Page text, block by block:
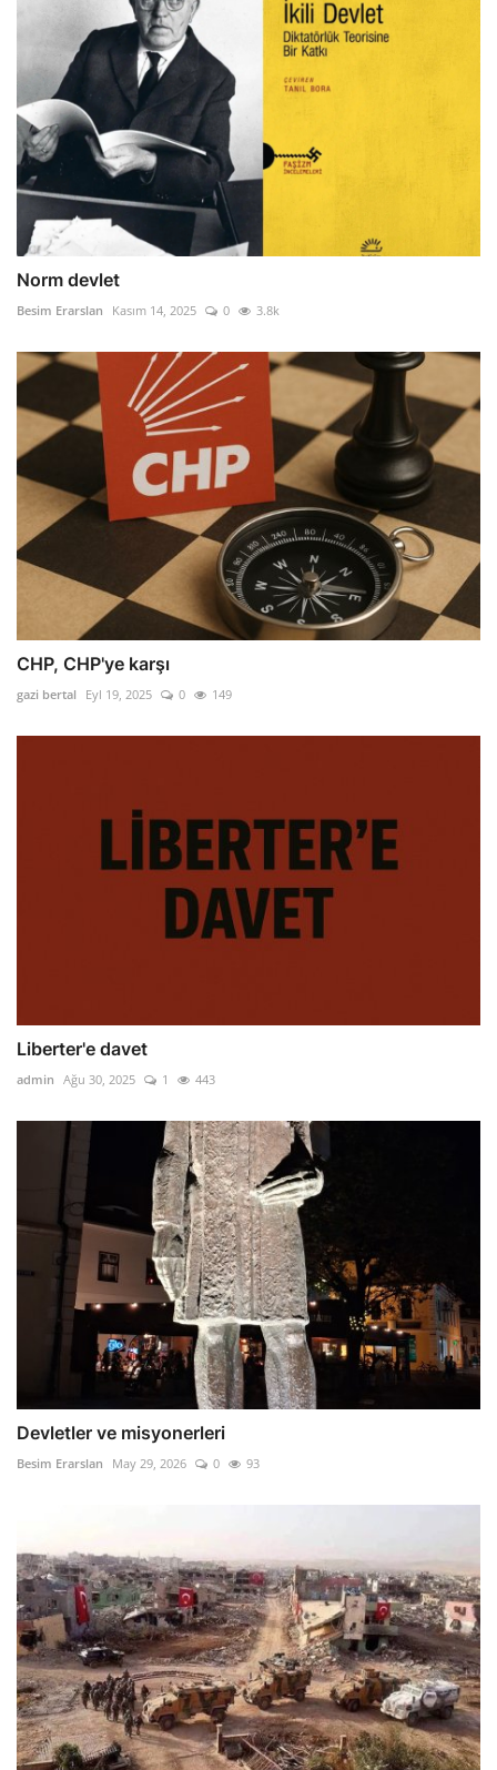
Norm devlet
Besim Erarslan Kasım 14, 2025 0 3.8k
CHP, CHP'ye karşı
gazi bertal Eyl 19, 2025 0 149
Liberter'e davet
admin Ağu 30, 2025 1 443
Devletler ve misyonerleri
Besim Erarslan May 29, 2026 0 93